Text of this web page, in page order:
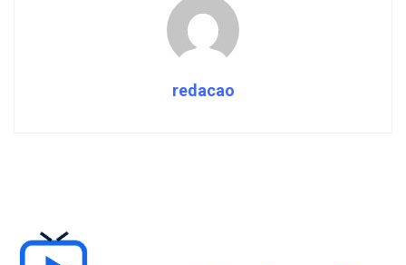
redacao